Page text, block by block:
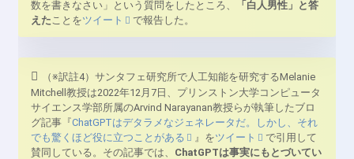
数を書きなさい」という質問をしたところ、
「白人男性」と答
えたことをツイート で報告した。
（※訳註4）サンタフェ研究所で人工知能を研究するMelanie
Mitchell教授は2022年12月7日、プリンストン大学コンピュータ
サイエンス学部所属のArvind Narayanan教授らが執筆したブロ
グ記事『ChatGPTはデタラメなジェネレータだ。しかし、それ
でも驚くほど役に立つことがある
』をツイート
で引用して
賛同している。その記事では、 ChatGPTは事実にもとづいてい